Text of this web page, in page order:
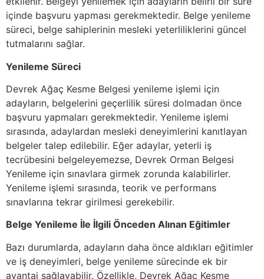
içinde başvuru yapması gerekmektedir. Belge yenileme
süreci, belge sahiplerinin mesleki yeterliliklerini güncel
tutmalarını sağlar.
Yenileme Süreci
Devrek Ağaç Kesme Belgesi yenileme işlemi için
adayların, belgelerini geçerlilik süresi dolmadan önce
başvuru yapmaları gerekmektedir. Yenileme işlemi
sırasında, adaylardan mesleki deneyimlerini kanıtlayan
belgeler talep edilebilir. Eğer adaylar, yeterli iş
tecrübesini belgeleyemezse, Devrek Orman Belgesi
Yenileme için sınavlara girmek zorunda kalabilirler.
Yenileme işlemi sırasında, teorik ve performans
sınavlarına tekrar girilmesi gerekebilir.
Belge Yenileme İle İlgili Önceden Alınan Eğitimler
Bazı durumlarda, adayların daha önce aldıkları eğitimler
ve iş deneyimleri, belge yenileme sürecinde ek bir
avantaj sağlayabilir. Özellikle, Devrek Ağaç Kesme